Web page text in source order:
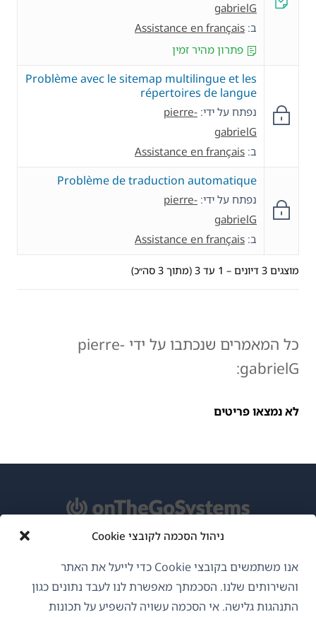
ניהול הסכמה לקובצי Cookie
אנו משתמשים בקובצי Cookie כדי לייעל את האתר
והשירותים שלנו. הסכמתך מאפשרת לנו לעבד נתונים כגון
התנהגות גלישה. אי הסכמה עשויה להשפיע על תכונות
gabrielG
ב: Assistance en français
פתרון מהיר זמין
Problème avec le sitemap multilingue et les
répertoires de langue
נפתח על ידי: pierre-
gabrielG
ב: Assistance en français
Problème de traduction automatique
נפתח על ידי: pierre-
gabrielG
ב: Assistance en français
מוצגים 3 דיונים – 1 עד 3 (מתוך 3 סה״כ)
כל המאמרים שנכתבו על ידי pierre-
gabrielG:
לא נמצאו פריטים
GDPR ומדיניות פרטיות
הצטרף לצוות שלנו(נפתח